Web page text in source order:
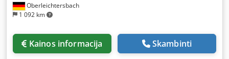
Oberleichtersbach
1 092 km
Kainos informacija Skambinti